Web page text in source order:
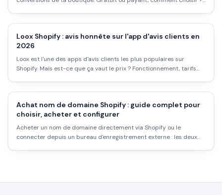
Loox Shopify : avis honnête sur l'app d'avis clients en
2026
Loox est l'une des apps d'avis clients les plus populaires sur
Shopify. Mais est-ce que ça vaut le prix ? Fonctionnement, tarifs
Achat nom de domaine Shopify : guide complet pour
choisir, acheter et configurer
Acheter un nom de domaine directement via Shopify ou le
connecter depuis un bureau d'enregistrement externe : les deux